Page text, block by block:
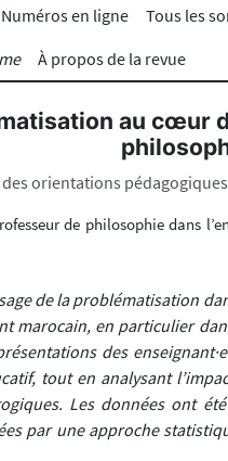
Numéros en ligne Tous les
À propos de la revue
au cœur
des orientations
de philosophie dans
de la problématisation
marocain, en particulier
des
tout en analysant
Les données ont
par une approche